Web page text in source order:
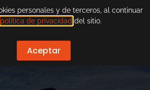
personales y de terceros, al continuar
política de privacidad del sitio.
Aceptar